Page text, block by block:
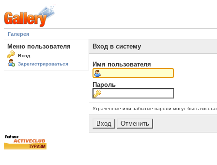
Галерея
Меню пользователя
Вход
Зарегистрироваться
Вход в систему
Имя пользователя
Пароль
Утраченные или забытые пароли могут быть